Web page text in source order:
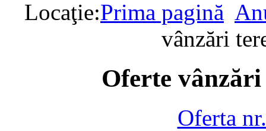
Locaţie:Prima pagină
vânzări
Oferte
Oferta